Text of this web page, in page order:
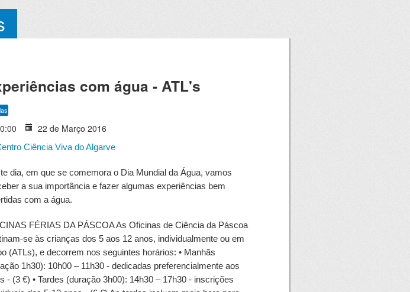
com água - ATL's
22 de Março 2016
Ciência Viva do Algarve
dia, em que se comemora o Dia Mundial da Água, vamos
a sua importância e fazer algumas experiências bem
com a água.
FÉRIAS DA PÁSCOA As Oficinas de Ciência da Páscoa
se às crianças dos 5 aos 12 anos, individualmente ou em
(ATLs), e decorrem nos seguintes horários: • Manhãs
1h30): 10h00 – 11h30 - dedicadas preferencialmente aos
- (3 €) • Tardes (duração 3h00): 14h30 – 17h30 - inscrições